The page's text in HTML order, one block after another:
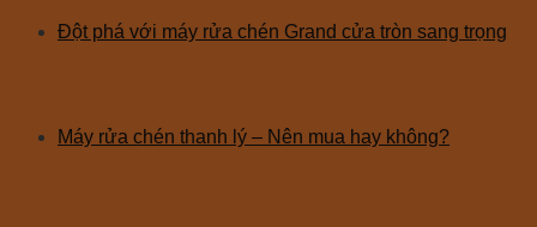
Đột phá với máy rửa chén Grand cửa tròn sang trọng
Máy rửa chén thanh lý – Nên mua hay không?